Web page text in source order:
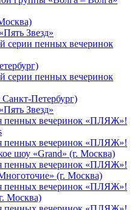
Звезд»
серии пенных вечеринок
серии пенных вечеринок
Петербург)
Звезд»
пенных вечеринок «ПЛЯЖ»!
пенных вечеринок «ПЛЯЖ»!
шоу «Grand» (г. Москва)
пенных вечеринок «ПЛЯЖ»!
(г. Москва)
пенных вечеринок «ПЛЯЖ»!
Москва)